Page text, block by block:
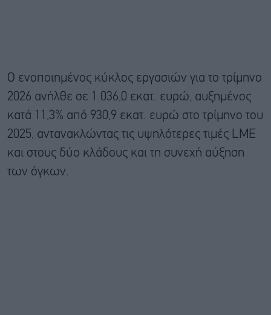
Ο ενοποιημένος κύκλος εργασιών για το τρίμηνο
2026 ανήλθε σε 1.036,0 εκατ. ευρώ, αυξημένος
κατά 11,3% από 930,9 εκατ. ευρώ στο τρίμηνο του
2025, αντανακλώντας τις υψηλότερες τιμές LME
και στους δύο κλάδους και τη συνεχή αύξηση
των όγκων.